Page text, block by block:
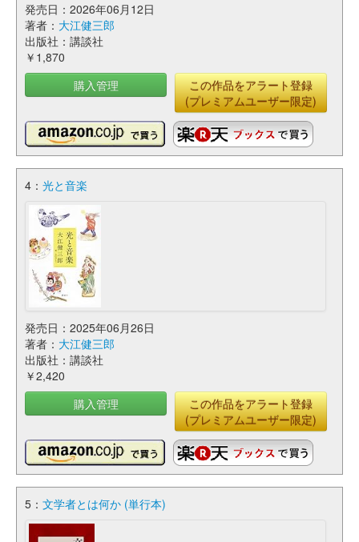
発売日：2026年06月12日
著者： 大江健三郎
出版社：講談社
￥1,870
購入管理
この作品をアラート登録
(プレミアムユーザー限定)
4： 光と音楽
発売日：2025年06月26日
著者： 大江健三郎
出版社：講談社
￥2,420
購入管理
この作品をアラート登録
(プレミアムユーザー限定)
5： 文学者とは何か (単行本)